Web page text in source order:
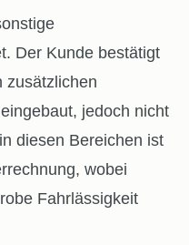
Der Kunde bestätigt
zusätzlichen
jedoch nicht
diesen Bereichen ist
wobei
Fahrlässigkeit